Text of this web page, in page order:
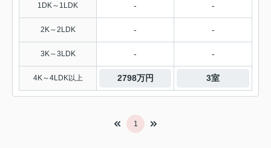
1DK～1LDK - -
2K～2LDK - -
3K～3LDK - -
4K～4LDK以上 2798万円 3室
1